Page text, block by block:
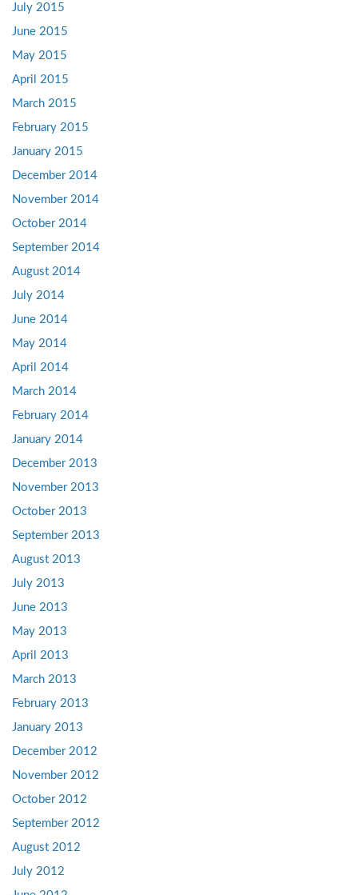
July 2015
June 2015
May 2015
April 2015
March 2015
February 2015
January 2015
December 2014
November 2014
October 2014
September 2014
August 2014
July 2014
June 2014
May 2014
April 2014
March 2014
February 2014
January 2014
December 2013
November 2013
October 2013
September 2013
August 2013
July 2013
June 2013
May 2013
April 2013
March 2013
February 2013
January 2013
December 2012
November 2012
October 2012
September 2012
August 2012
July 2012